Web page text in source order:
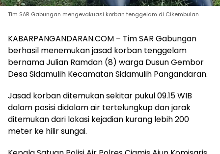
Tim SAR Gabungan mengevakuasi korban tenggelam di Cikembulan.
KABARPANGANDARAN.COM – Tim SAR Gabungan
berhasil menemukan jasad korban tenggelam
bernama Julian Ramdan (8) warga Dusun Gembor
Desa Sidamulih Kecamatan Sidamulih Pangandaran.
Jasad korban ditemukan sekitar pukul 09.15 WIB
dalam posisi didalam air tertelungkup dan jarak
ditemukan dari lokasi kejadian kurang lebih 200
meter ke hilir sungai.